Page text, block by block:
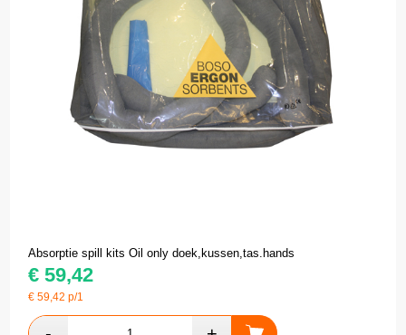
Absorptie spill kits Oil only doek,kussen,tas.hands
€ 59,42
€59,42 p/1